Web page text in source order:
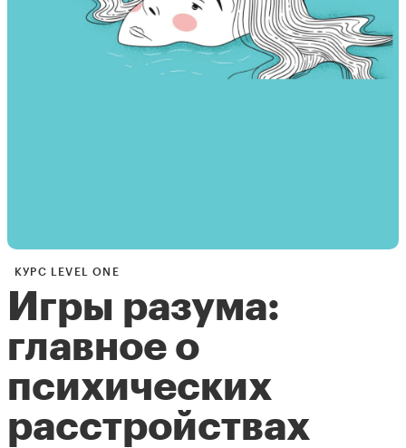
КУРС LEVEL ONE
Игры разума:
главное о
психических
расстройствах